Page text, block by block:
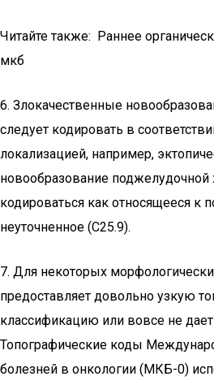
Читайте также: Раннее
мкб
6. Злокачественные
следует кодировать в
локализацией, например,
новообразование
кодироваться как относящееся к
неуточненное (C25.9).
7. Для некоторых
предоставляет довольно узкую
классификацию или вовсе не дает
Топографические коды
болезней в онкологии (МКБ-0)